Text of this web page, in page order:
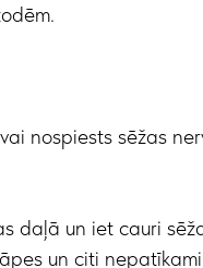
nospiests sēžas
daļā un iet cauri
un citi